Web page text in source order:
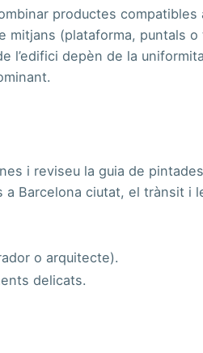
productes compatibles
(plataforma, puntals o
l’edifici depèn de la
i reviseu la guia de
a Barcelona ciutat, el trànsit i
o arquitecte).
delicats.